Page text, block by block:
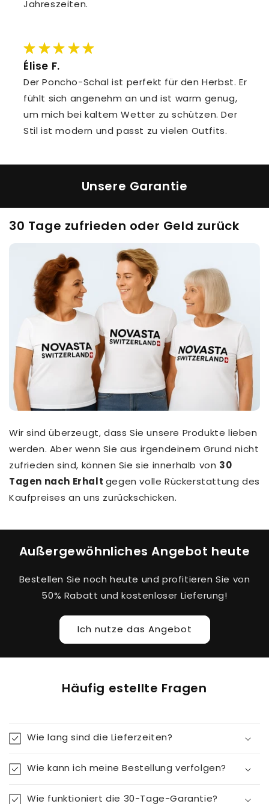
Jahreszeiten.
Élise F.
Der Poncho-Schal ist perfekt für den Herbst. Er
fühlt sich angenehm an und ist warm genug,
um mich bei kaltem Wetter zu schützen. Der
Stil ist modern und passt zu vielen Outfits.
Unsere Garantie
30 Tage zufrieden oder Geld zurück
Wir sind überzeugt, dass Sie unsere Produkte lieben
werden. Aber wenn Sie aus irgendeinem Grund nicht
zufrieden sind, können Sie sie innerhalb von 30
Tagen nach Erhalt gegen volle Rückerstattung des
Kaufpreises an uns zurückschicken.
Außergewöhnliches Angebot heute
Bestellen Sie noch heute und profitieren Sie von
50% Rabatt und kostenloser Lieferung!
Ich nutze das Angebot
Häufig estellte Fragen
Wie lang sind die Lieferzeiten?
Wie kann ich meine Bestellung verfolgen?
Wie funktioniert die 30-Tage-Garantie?